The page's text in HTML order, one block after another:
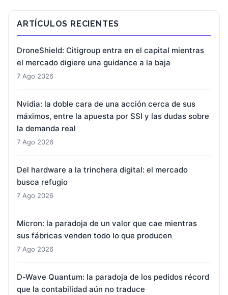
ARTÍCULOS RECIENTES
DroneShield: Citigroup entra en el capital mientras
el mercado digiere una guidance a la baja
7 Ago 2026
Nvidia: la doble cara de una acción cerca de sus
máximos, entre la apuesta por SSI y las dudas sobre
la demanda real
7 Ago 2026
Del hardware a la trinchera digital: el mercado
busca refugio
7 Ago 2026
Micron: la paradoja de un valor que cae mientras
sus fábricas venden todo lo que producen
7 Ago 2026
D-Wave Quantum: la paradoja de los pedidos récord
que la contabilidad aún no traduce